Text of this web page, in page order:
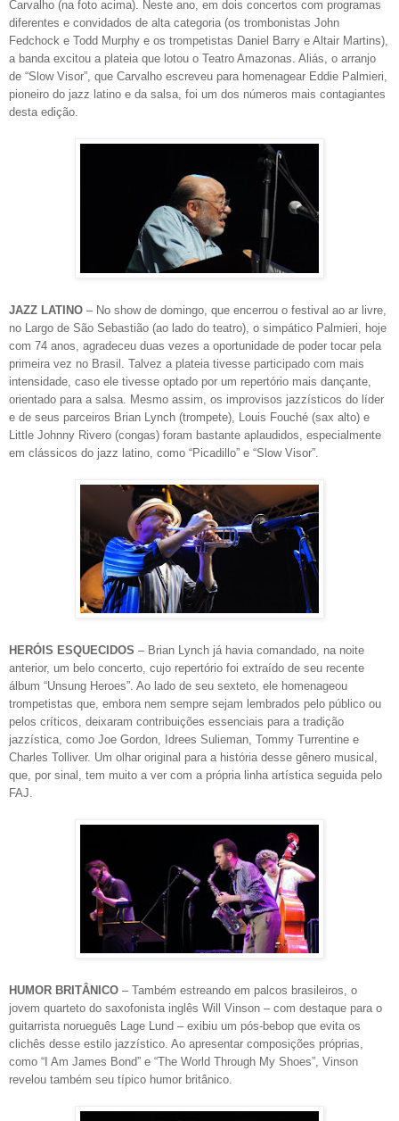
Carvalho (na foto acima). Neste ano, em dois concertos com programas
diferentes e convidados de alta categoria (os trombonistas John
Fedchock e Todd Murphy e os trompetistas Daniel Barry e Altair Martins),
a banda excitou a plateia que lotou o Teatro Amazonas. Aliás, o arranjo
de “Slow Visor”, que Carvalho escreveu para homenagear Eddie Palmieri,
pioneiro do jazz latino e da salsa, foi um dos números mais contagiantes
desta edição.
JAZZ LATINO – No show de domingo, que encerrou o festival ao ar livre,
no Largo de São Sebastião (ao lado do teatro), o simpático Palmieri, hoje
com 74 anos, agradeceu duas vezes a oportunidade de poder tocar pela
primeira vez no Brasil. Talvez a plateia tivesse participado com mais
intensidade, caso ele tivesse optado por um repertório mais dançante,
orientado para a salsa. Mesmo assim, os improvisos jazzísticos do líder
e de seus parceiros Brian Lynch (trompete), Louis Fouché (sax alto) e
Little Johnny Rivero (congas) foram bastante aplaudidos, especialmente
em clássicos do jazz latino, como “Picadillo” e “Slow Visor”.
HERÓIS ESQUECIDOS – Brian Lynch já havia comandado, na noite
anterior, um belo concerto, cujo repertório foi extraído de seu recente
álbum “Unsung Heroes”. Ao lado de seu sexteto, ele homenageou
trompetistas que, embora nem sempre sejam lembrados pelo público ou
pelos críticos, deixaram contribuições essenciais para a tradição
jazzística, como Joe Gordon, Idrees Sulieman, Tommy Turrentine e
Charles Tolliver. Um olhar original para a história desse gênero musical,
que, por sinal, tem muito a ver com a própria linha artística seguida pelo
FAJ.
HUMOR BRITÂNICO – Também estreando em palcos brasileiros, o
jovem quarteto do saxofonista inglês Will Vinson – com destaque para o
guitarrista norueguês Lage Lund – exibiu um pós-bebop que evita os
clichês desse estilo jazzístico. Ao apresentar composições próprias,
como “I Am James Bond” e “The World Through My Shoes”, Vinson
revelou também seu típico humor britânico.